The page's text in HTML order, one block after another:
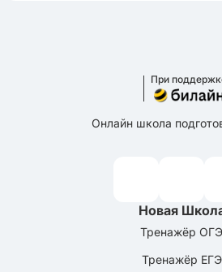
При
Онлайн школа
Новая
Тренажёр ОГЭ
Тренажёр ЕГЭ